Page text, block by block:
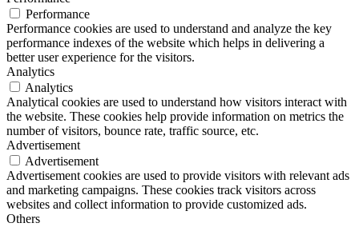
Performance
Performance cookies are used to understand and analyze the key
performance indexes of the website which helps in delivering a
better user experience for the visitors.
Analytics
Analytics
Analytical cookies are used to understand how visitors interact with
the website. These cookies help provide information on metrics the
number of visitors, bounce rate, traffic source, etc.
Advertisement
Advertisement
Advertisement cookies are used to provide visitors with relevant ads
and marketing campaigns. These cookies track visitors across
websites and collect information to provide customized ads.
Others